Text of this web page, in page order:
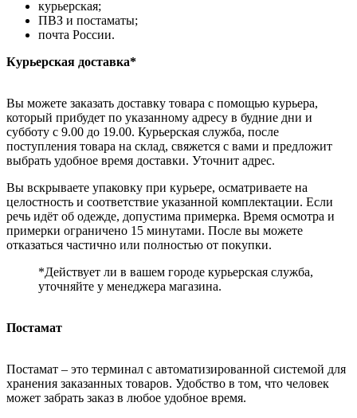
курьерская;
ПВЗ и постаматы;
почта России.
Курьерская доставка*
Вы можете заказать доставку товара с помощью курьера,
который прибудет по указанному адресу в будние дни и
субботу с 9.00 до 19.00. Курьерская служба, после
поступления товара на склад, свяжется с вами и предложит
выбрать удобное время доставки. Уточнит адрес.
Вы вскрываете упаковку при курьере, осматриваете на
целостность и соответствие указанной комплектации. Если
речь идёт об одежде, допустима примерка. Время осмотра и
примерки ограничено 15 минутами. После вы можете
отказаться частично или полностью от покупки.
*Действует ли в вашем городе курьерская служба,
уточняйте у менеджера магазина.
Постамат
Постамат – это терминал с автоматизированной системой для
хранения заказанных товаров. Удобство в том, что человек
может забрать заказ в любое удобное время.